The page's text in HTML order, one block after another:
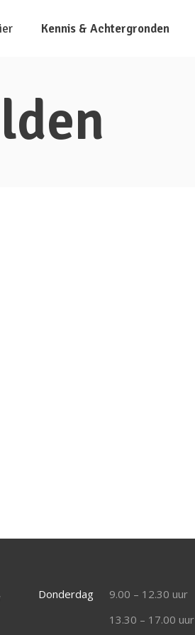
Kennis & Achtergronden
Donderdag
9.00 – 12.30 uur
13.30 – 17.00 uur